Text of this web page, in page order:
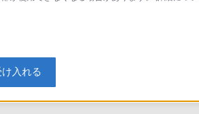
入れる